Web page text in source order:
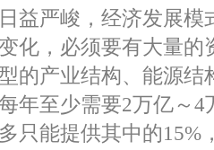
益严峻，经济发展模
化，必须要有大量的
的产业结构、能源结
年至少需要2万亿～4
只能提供其中的15%